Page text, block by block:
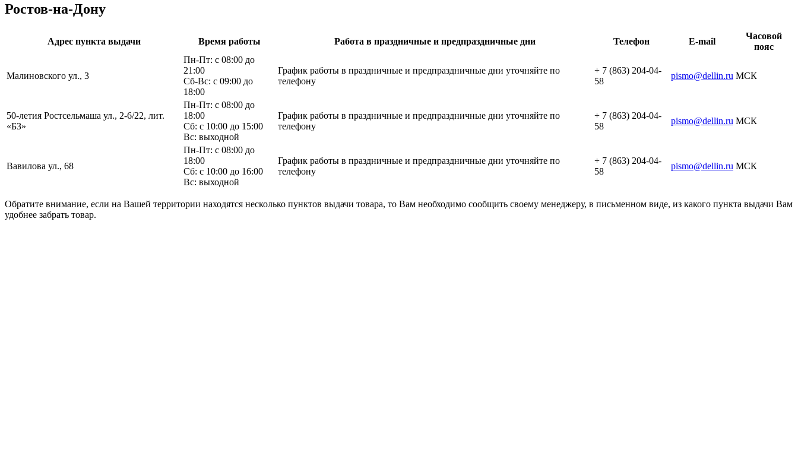
Ростов-на-Дону
Адрес пункта выдачи Время работы Работа в праздничные и предпраздничные дни Телефон E-mail
Часовой
пояс
Малиновского ул., 3
Пн-Пт: с 08:00 до
21:00
Сб-Вс: с 09:00 до
18:00
График работы в праздничные и предпраздничные дни уточняйте по
телефону
+ 7 (863) 204-04-
58
pismo@dellin.ru МСК
50-летия Ростсельмаша ул., 2-6/22, лит.
«БЗ»
Пн-Пт: с 08:00 до
18:00
Сб: с 10:00 до 15:00
Вс: выходной
График работы в праздничные и предпраздничные дни уточняйте по
телефону
+ 7 (863) 204-04-
58
pismo@dellin.ru МСК
Вавилова ул., 68
Пн-Пт: с 08:00 до
18:00
Сб: с 10:00 до 16:00
Вс: выходной
График работы в праздничные и предпраздничные дни уточняйте по
телефону
+ 7 (863) 204-04-
58
pismo@dellin.ru МСК
Обратите внимание, если на Вашей территории находятся несколько пунктов выдачи товара, то Вам необходимо сообщить своему менеджеру, в письменном виде, из какого пункта выдачи Вам
удобнее забрать товар.